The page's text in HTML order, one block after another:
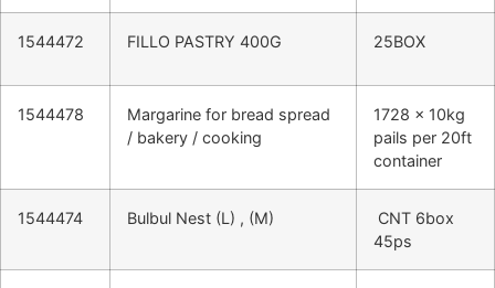
1544472 FILLO PASTRY 400G 25BOX
1544478
Margarine for bread spread
/ bakery / cooking
1728 x 10kg
pails per 20ft
container
1544474 Bulbul Nest (L) , (M)
CNT 6box
45ps